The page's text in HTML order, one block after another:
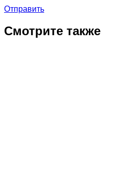
Отправить
Смотрите также